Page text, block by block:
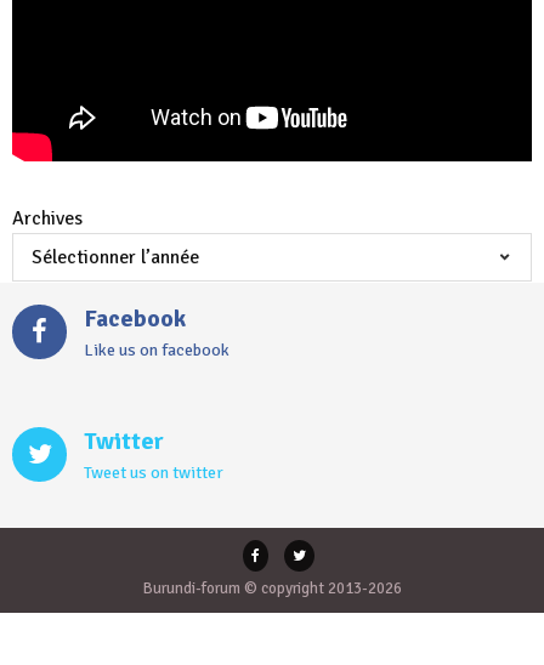
Archives
Facebook
Like us on facebook
Twitter
Tweet us on twitter
Burundi-forum © copyright 2013-2026